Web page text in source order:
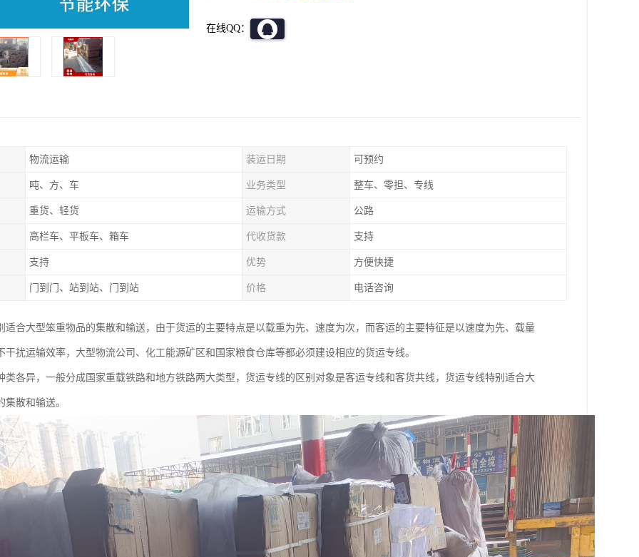
在线QQ：
物流运输 装运日期 可预约
吨、方、车 业务类型 整车、零担、专线
重货、轻货 运输方式 公路
高栏车、平板车、箱车 代收货款 支持
支持 优势 方便快捷
门到门、站到站、门到站 价格 电话咨询
适合大型笨重物品的集散和输送，由于货运的主要特点是以载重为先、速度为次，而客运的主要特征是以速度为先、载量
干扰运输效率，大型物流公司、化工能源矿区和国家粮食仓库等都必须建设相应的货运专线。
类各异，一般分成国家重载铁路和地方铁路两大类型，货运专线的区别对象是客运专线和客货共线，货运专线特别适合大
集散和输送。